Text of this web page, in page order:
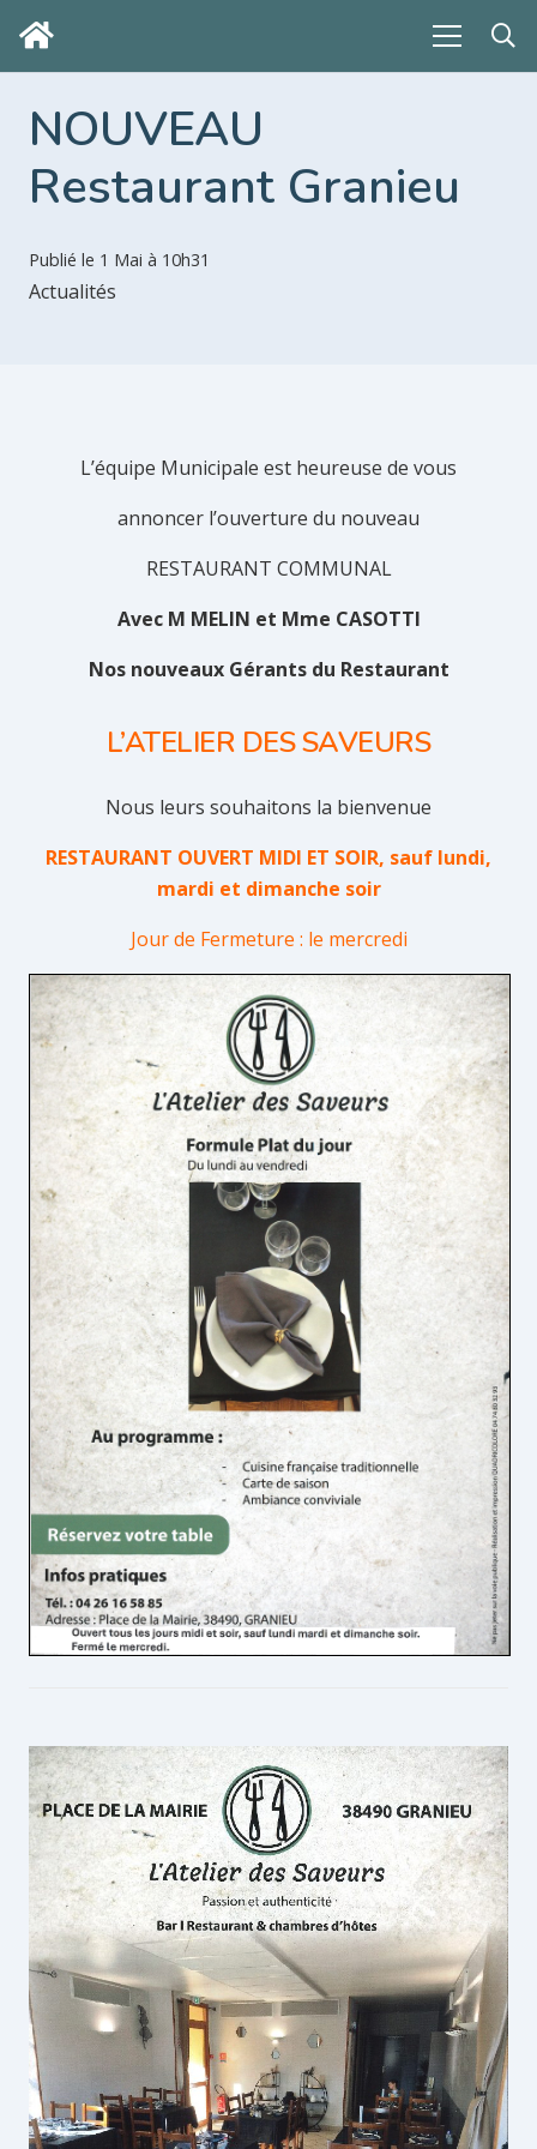
NOUVEAU
Restaurant Granieu
Publié le 1 Mai à 10h31
Actualités
L’équipe Municipale est heureuse de vous
annoncer l’ouverture du nouveau
RESTAURANT COMMUNAL
Avec M MELIN et Mme CASOTTI
Nos nouveaux Gérants du Restaurant
L’ATELIER DES SAVEURS
Nous leurs souhaitons la bienvenue
RESTAURANT OUVERT MIDI ET SOIR, sauf lundi,
mardi et dimanche soir
Jour de Fermeture : le mercredi